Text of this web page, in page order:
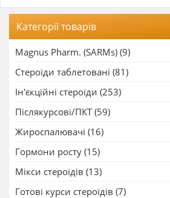
Категорії товарів
Magnus Pharm. (SARMs) (9)
Стероїди таблетовані (81)
Ін'єкційні стероїди (253)
Післякурсові/ПКТ (59)
Жироспалювачі (16)
Гормони росту (15)
Мікси стероїдів (13)
Готові курси стероїдів (7)